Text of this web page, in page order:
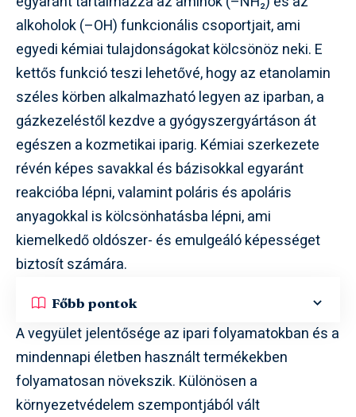
alkoholok (–OH) funkcionális csoportjait, ami
egyedi kémiai tulajdonságokat kölcsönöz neki. E
kettős funkció teszi lehetővé, hogy az etanolamin
széles körben alkalmazható legyen az iparban, a
gázkezeléstől kezdve a gyógyszergyártáson át
egészen a kozmetikai iparig. Kémiai szerkezete
révén képes savakkal és bázisokkal egyaránt
reakcióba lépni, valamint poláris és apoláris
anyagokkal is kölcsönhatásba lépni, ami
kiemelkedő oldószer- és emulgeáló képességet
biztosít számára.
Főbb pontok
A vegyület jelentősége az ipari folyamatokban és a
mindennapi életben használt termékekben
folyamatosan növekszik. Különösen a
környezetvédelem szempontjából vált